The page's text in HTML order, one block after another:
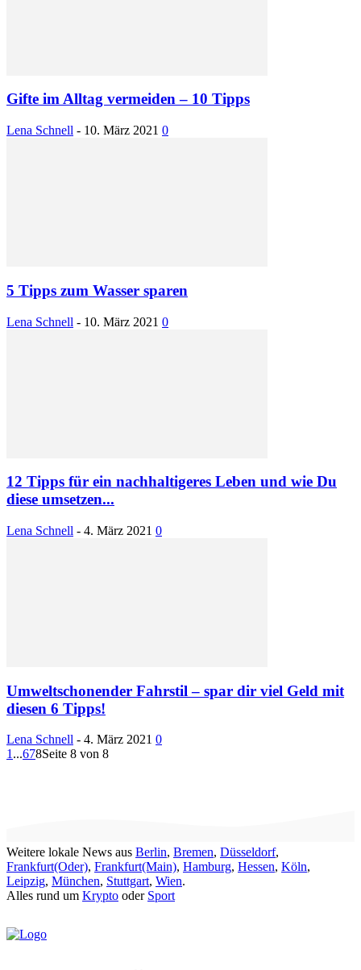
Gifte im Alltag vermeiden – 10 Tipps
Lena Schnell - 10. März 2021 0
5 Tipps zum Wasser sparen
Lena Schnell - 10. März 2021 0
12 Tipps für ein nachhaltigeres Leben und wie Du
diese umsetzen...
Lena Schnell - 4. März 2021 0
Umweltschonender Fahrstil – spar dir viel Geld mit
diesen 6 Tipps!
Lena Schnell - 4. März 2021 0
1 ...678Seite 8 von 8
Weitere lokale News aus Berlin, Bremen, Düsseldorf,
Frankfurt(Oder), Frankfurt(Main), Hamburg, Hessen, Köln,
Leipzig, München, Stuttgart, Wien.
Alles rund um Krypto oder Sport